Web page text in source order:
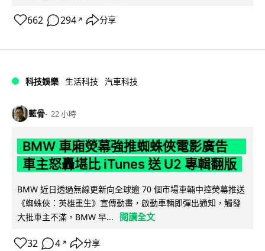
662 294 ↗ 分享
科技娛樂 生活科技 汽車科技
藍骨 22 小時
BMW 車廂熒幕強推蜘蛛俠電影廣告
車主怒轟堪比 iTunes 送 U2 專輯翻版
BMW 近日透過無線更新向全球逾 70 個市場車輛中控熒幕推送
《蜘蛛俠：英雄重生》宣傳動畫，啟動車輛即彈出通知，觸發
大批車主不滿。BMW 早...
閱讀全文
32 4 ↗ 分享